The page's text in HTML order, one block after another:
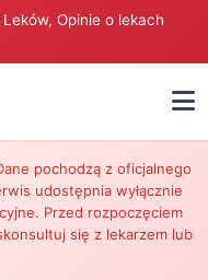
Opinie o lekach
pochodzą z oficjalnego
udostępnia wyłącznie
Przed rozpoczęciem
się z lekarzem lub